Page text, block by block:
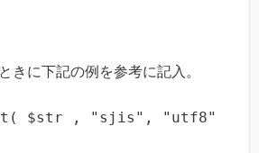
きに下記の例を参考に記入。
$str , "sjis", "utf8"